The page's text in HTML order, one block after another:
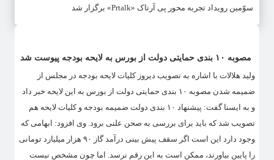
سوّمین رویداد تجربه محور پی آرتاک «Prtalk» برگزار شد
مصوبه ۱۰ بندی حمایتی دولت از بورس به لایحه بودجه پیوست شد
ولید هلالات با اشاره به تصویب دیروز کلیات لایحه بودجه در مجلس از
ضمیمه شدن مصوبه ۱۰ بندی حمایتی دولت از بورس به این لایحه خبر داد
و به ایسنا گفت: پیشنهاد ۱۰ بندی دولت ضمیمه بودجه و کلیات لایحه هم
تصویب شد که باید برای بررسی به صحن علنی برود. وی افزود: ابهامی که
وجود دارد این است اگر سقف پیش بینی درآمد گاز ۹۰ هزار میلیارد تومانی
را پایین بیاورند، ممکن است به این رقم نرسد. اما چون مشخص نیست